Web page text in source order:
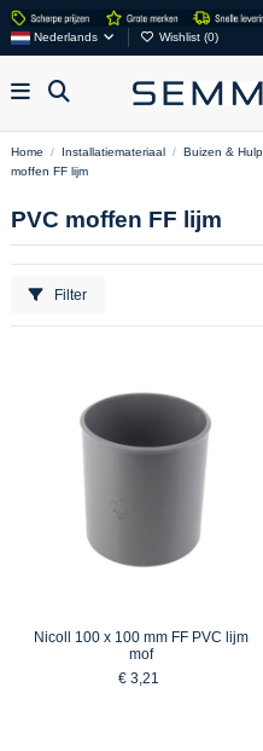
Nederlands Wishlist (0)
Home Installatiemateriaal Buizen &
moffen FF lijm
PVC moffen FF lijm
Filter
Nicoll 100 x 100 mm FF PVC lijm
mof
€ 3,21